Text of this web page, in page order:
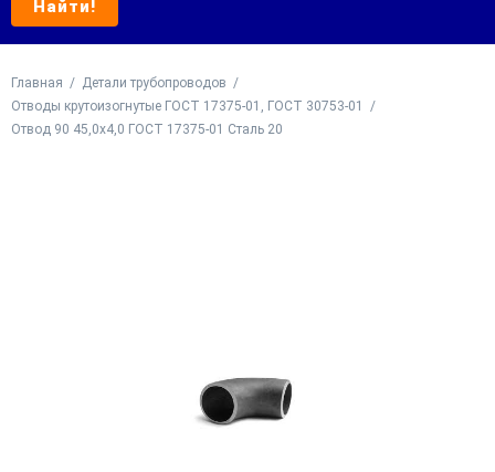
Главная / Детали трубопроводов /
Отводы крутоизогнутые ГОСТ 17375-01, ГОСТ 30753-01
/
Отвод 90 45,0х4,0 ГОСТ 17375-01 Сталь 20